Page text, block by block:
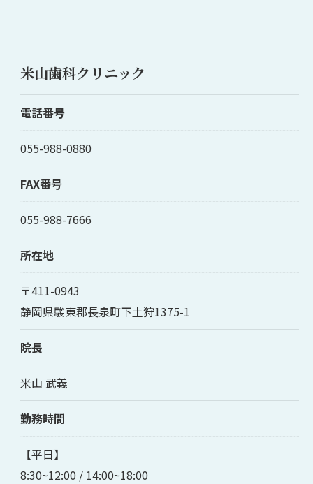
米山歯科クリニック
電話番号
055-988-0880
FAX番号
055-988-7666
所在地
〒411-0943
静岡県駿東郡長泉町下土狩1375-1
院長
米山 武義
勤務時間
【平日】
8:30~12:00 / 14:00~18:00